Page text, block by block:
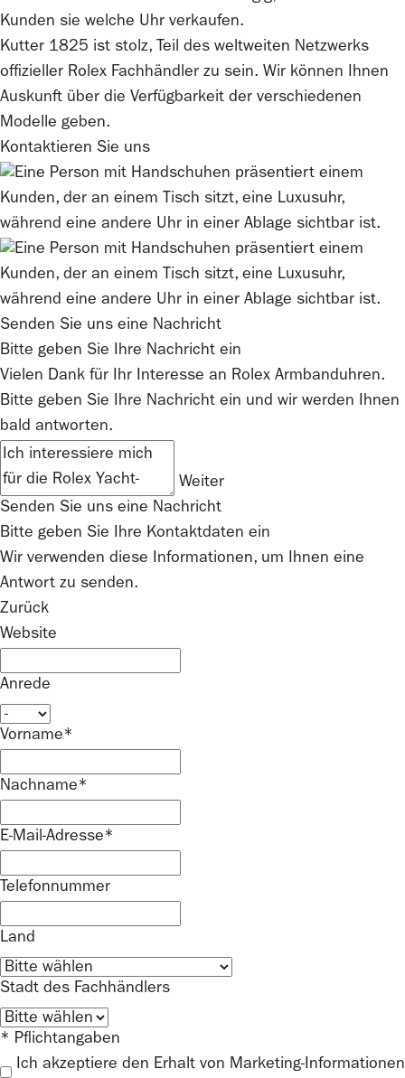
Kunden sie welche Uhr verkaufen.
Kutter 1825 ist stolz, Teil des weltweiten Netzwerks
offizieller Rolex Fachhändler zu sein. Wir können Ihnen
Auskunft über die Verfügbarkeit der verschiedenen
Modelle geben.
Kontaktieren Sie uns
Senden Sie uns eine Nachricht
Bitte geben Sie Ihre Nachricht ein
Vielen Dank für Ihr Interesse an Rolex Armbanduhren.
Bitte geben Sie Ihre Nachricht ein und wir werden Ihnen
bald antworten.
Weiter
Senden Sie uns eine Nachricht
Bitte geben Sie Ihre Kontaktdaten ein
Wir verwenden diese Informationen, um Ihnen eine
Antwort zu senden.
Zurück
Website
Anrede
Vorname*
Nachname*
E-Mail-Adresse*
Telefonnummer
Land
Stadt des Fachhändlers
* Pflichtangaben
Ich akzeptiere den Erhalt von Marketing-Informationen